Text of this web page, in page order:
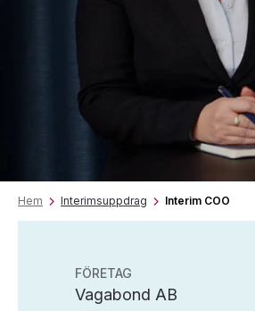
Hem Interimsuppdrag Interim COO
FÖRETAG
Vagabond AB